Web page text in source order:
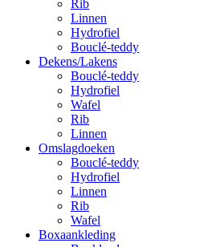
Rib
Linnen
Hydrofiel
Bouclé-teddy
Dekens/Lakens
Bouclé-teddy
Hydrofiel
Wafel
Rib
Linnen
Omslagdoeken
Bouclé-teddy
Hydrofiel
Linnen
Rib
Wafel
Boxaankleding